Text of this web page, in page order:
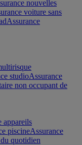
nouvelles
voiture sans
Assurance
studioAssurance
non occupant de
appareils
piscineAssurance
quotidien